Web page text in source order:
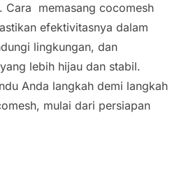
Cara memasang cocomesh
efektivitasnya dalam
lingkungan, dan
lebih hijau dan stabil.
Anda langkah demi langkah
mulai dari persiapan